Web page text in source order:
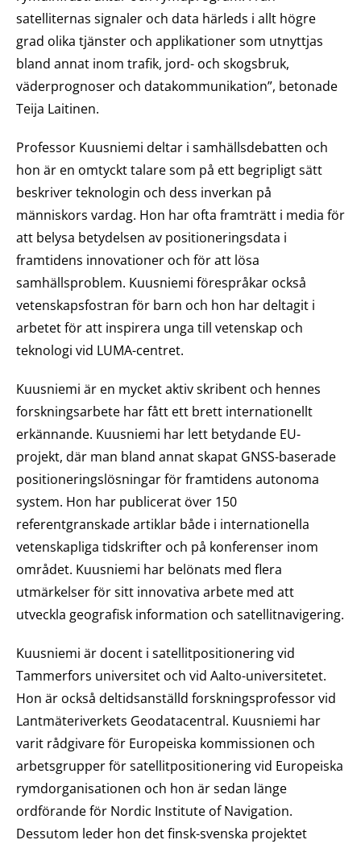
satelliternas signaler och data härleds i allt högre
grad olika tjänster och applikationer som utnyttjas
bland annat inom trafik, jord- och skogsbruk,
väderprognoser och datakommunikation”, betonade
Teija Laitinen.
Professor Kuusniemi deltar i samhällsdebatten och
hon är en omtyckt talare som på ett begripligt sätt
beskriver teknologin och dess inverkan på
människors vardag. Hon har ofta framträtt i media för
att belysa betydelsen av positioneringsdata i
framtidens innovationer och för att lösa
samhällsproblem. Kuusniemi förespråkar också
vetenskapsfostran för barn och hon har deltagit i
arbetet för att inspirera unga till vetenskap och
teknologi vid LUMA-centret.
Kuusniemi är en mycket aktiv skribent och hennes
forskningsarbete har fått ett brett internationellt
erkännande. Kuusniemi har lett betydande EU-
projekt, där man bland annat skapat GNSS-baserade
positioneringslösningar för framtidens autonoma
system. Hon har publicerat över 150
referentgranskade artiklar både i internationella
vetenskapliga tidskrifter och på konferenser inom
området. Kuusniemi har belönats med flera
utmärkelser för sitt innovativa arbete med att
utveckla geografisk information och satellitnavigering.
Kuusniemi är docent i satellitpositionering vid
Tammerfors universitet och vid Aalto-universitetet.
Hon är också deltidsanställd forskningsprofessor vid
Lantmäteriverkets Geodatacentral. Kuusniemi har
varit rådgivare för Europeiska kommissionen och
arbetsgrupper för satellitpositionering vid Europeiska
rymdorganisationen och hon är sedan länge
ordförande för Nordic Institute of Navigation.
Dessutom leder hon det finsk-svenska projektet